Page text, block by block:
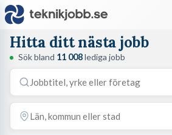
Hitta ditt nästa jobb
Sök bland 11 008lediga jobb